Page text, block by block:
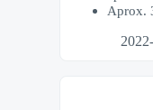
Aprox.